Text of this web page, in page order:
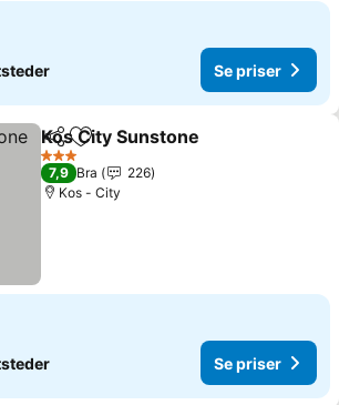
Se priser
Del Legg til i favoritter
Kos City Sunstone
3 Stjerner
7,9 Bra
226
Kos - City
Se priser